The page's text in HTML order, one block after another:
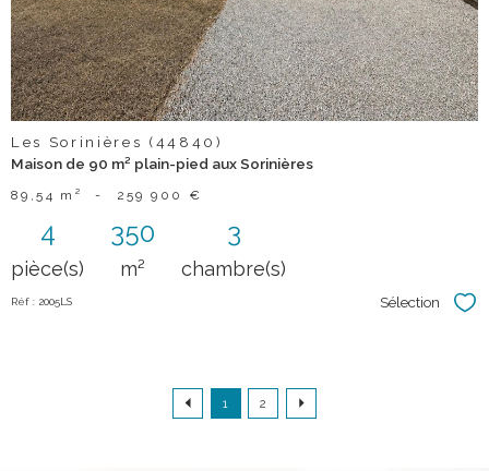
Les Sorinières (44840)
Maison de 90 m² plain-pied aux Sorinières
89,54 m² - 259 900 €
4
pièce(s)
350
m²
3
chambre(s)
Réf : 2005LS Sélection
1 2